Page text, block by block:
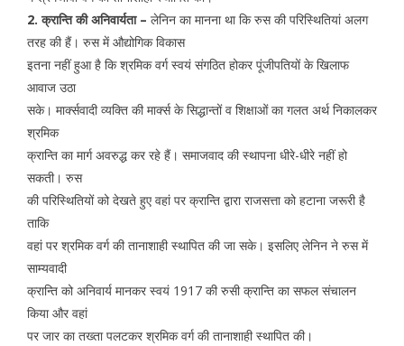
2. क्रान्ति की अनिवार्यता – लेनिन का मानना था कि रुस की परिस्थितियां अलग
तरह की हैं। रुस में औद्योगिक विकास
इतना नहीं हुआ है कि श्रमिक वर्ग स्वयं संगठित होकर पूंजीपतियों के खिलाफ
आवाज उठा
सके। मार्क्सवादी व्यक्ति की मार्क्स के सिद्धान्तों व शिक्षाओं का गलत अर्थ निकालकर
श्रमिक
क्रान्ति का मार्ग अवरुद्ध कर रहे हैं। समाजवाद की स्थापना धीरे-धीरे नहीं हो
सकती। रुस
की परिस्थितियों को देखते हुए वहां पर क्रान्ति द्वारा राजसत्ता को हटाना जरूरी है
ताकि
वहां पर श्रमिक वर्ग की तानाशाही स्थापित की जा सके। इसलिए लेनिन ने रुस में
साम्यवादी
क्रान्ति को अनिवार्य मानकर स्वयं 1917 की रुसी क्रान्ति का सफल संचालन
किया और वहां
पर जार का तख्ता पलटकर श्रमिक वर्ग की तानाशाही स्थापित की।